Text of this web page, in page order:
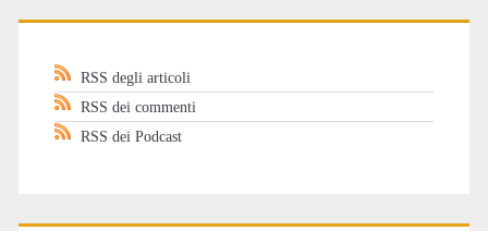
RSS degli articoli
RSS dei commenti
RSS dei Podcast